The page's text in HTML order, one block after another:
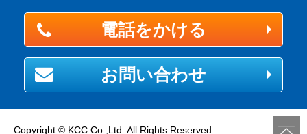
電話をかける
お問い合わせ
Copyright © KCC Co.,Ltd. All Rights Reserved.